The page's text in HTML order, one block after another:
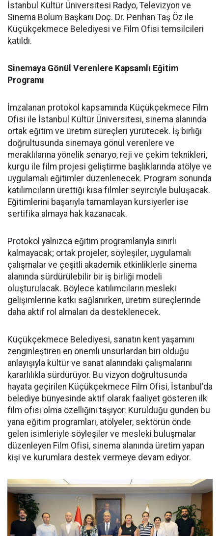
İstanbul Kültür Üniversitesi Radyo, Televizyon ve
Sinema Bölüm Başkanı Doç. Dr. Perihan Taş Öz ile
Küçükçekmece Belediyesi ve Film Ofisi temsilcileri
katıldı.
Sinemaya Gönül Verenlere Kapsamlı Eğitim
Programı
İmzalanan protokol kapsamında Küçükçekmece Film
Ofisi ile İstanbul Kültür Üniversitesi, sinema alanında
ortak eğitim ve üretim süreçleri yürütecek. İş birliği
doğrultusunda sinemaya gönül verenlere ve
meraklılarına yönelik senaryo, reji ve çekim teknikleri,
kurgu ile film projesi geliştirme başlıklarında atölye ve
uygulamalı eğitimler düzenlenecek. Program sonunda
katılımcıların ürettiği kısa filmler seyirciyle buluşacak.
Eğitimlerini başarıyla tamamlayan kursiyerler ise
sertifika almaya hak kazanacak.
Protokol yalnızca eğitim programlarıyla sınırlı
kalmayacak; ortak projeler, söyleşiler, uygulamalı
çalışmalar ve çeşitli akademik etkinliklerle sinema
alanında sürdürülebilir bir iş birliği modeli
oluşturulacak. Böylece katılımcıların mesleki
gelişimlerine katkı sağlanırken, üretim süreçlerinde
daha aktif rol almaları da desteklenecek.
Küçükçekmece Belediyesi, sanatın kent yaşamını
zenginleştiren en önemli unsurlardan biri olduğu
anlayışıyla kültür ve sanat alanındaki çalışmalarını
kararlılıkla sürdürüyor. Bu vizyon doğrultusunda
hayata geçirilen Küçükçekmece Film Ofisi, İstanbul'da
belediye bünyesinde aktif olarak faaliyet gösteren ilk
film ofisi olma özelliğini taşıyor. Kurulduğu günden bu
yana eğitim programları, atölyeler, sektörün önde
gelen isimleriyle söyleşiler ve mesleki buluşmalar
düzenleyen Film Ofisi, sinema alanında üretim yapan
kişi ve kurumlara destek vermeye devam ediyor.